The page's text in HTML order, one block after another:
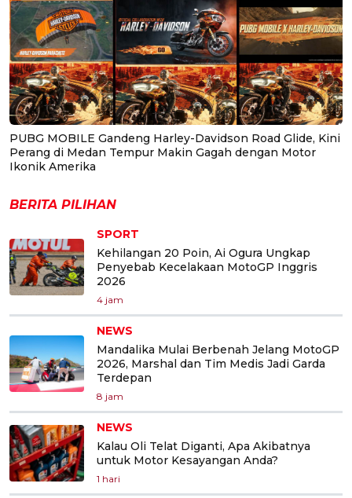
PUBG MOBILE Gandeng Harley-Davidson Road Glide, Kini
Perang di Medan Tempur Makin Gagah dengan Motor
Ikonik Amerika
BERITA PILIHAN
SPORT
Kehilangan 20 Poin, Ai Ogura Ungkap
Penyebab Kecelakaan MotoGP Inggris
2026
4 jam
NEWS
Mandalika Mulai Berbenah Jelang MotoGP
2026, Marshal dan Tim Medis Jadi Garda
Terdepan
8 jam
NEWS
Kalau Oli Telat Diganti, Apa Akibatnya
untuk Motor Kesayangan Anda?
1 hari